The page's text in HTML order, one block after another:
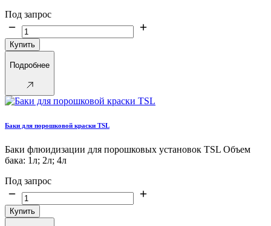
Под запрос
Купить
Подробнее
Баки для порошковой краски TSL
Баки флюидизации для порошковых установок TSL Объем
бака: 1л; 2л; 4л
Под запрос
Купить